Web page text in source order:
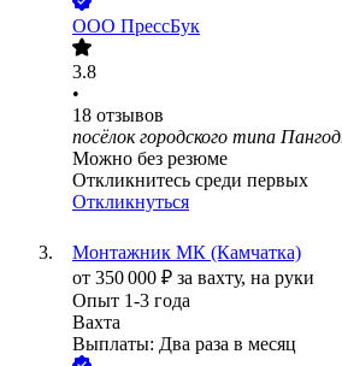
ООО ПрессБук
3.8
•
18 отзывов
посёлок городского типа
Можно без резюме
Откликнитесь среди первых
Откликнуться
Монтажник МК (Камчатка)
от 350 000 ₽ за вахту, на руки
Опыт 1-3 года
Вахта
Выплаты: Два раза в месяц